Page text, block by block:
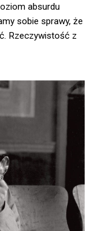
absurdu
sobie sprawy, że
Rzeczywistość z